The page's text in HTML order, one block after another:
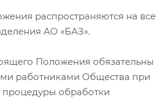
распространяются на все
АО «БАЗ».
Положения обязательны
работниками Общества при
обработки